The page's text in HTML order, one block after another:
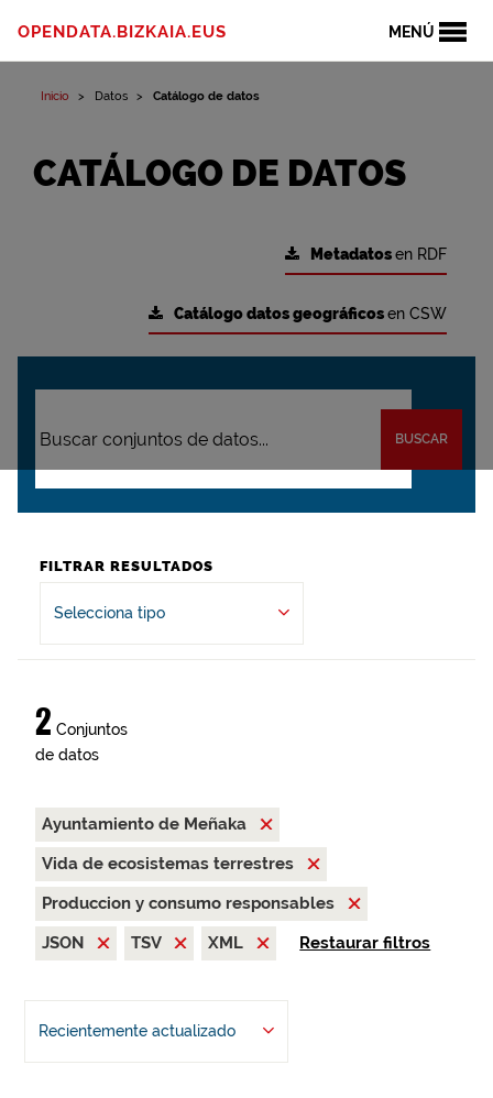
MENÚ
OPENDATA.BIZKAIA.EUS
Inicio Datos Catálogo de datos
CATÁLOGO DE DATOS
Metadatosen RDF
Catálogo datos geográficosen CSW
BUSCAR
FILTRAR RESULTADOS
Selecciona tipo
2 Conjuntos
de datos
Ayuntamiento de Meñaka
Vida de ecosistemas terrestres
Produccion y consumo responsables
JSON
TSV XML Restaurar filtros
Recientemente actualizado